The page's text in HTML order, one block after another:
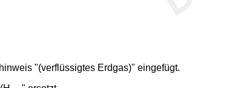
"(verflüssigtes Erdgas)" eingefügt.